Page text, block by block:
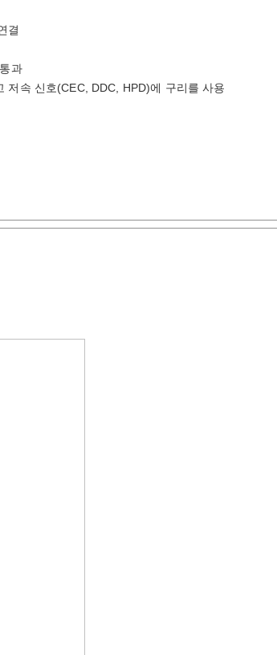
결
과
저속 신호(CEC, DDC, HPD)에 구리를 사용